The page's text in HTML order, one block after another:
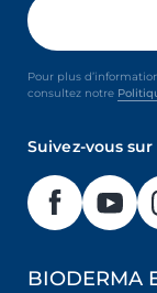
Pour plus
consultez notre
Suivez-vous
BIODERMA